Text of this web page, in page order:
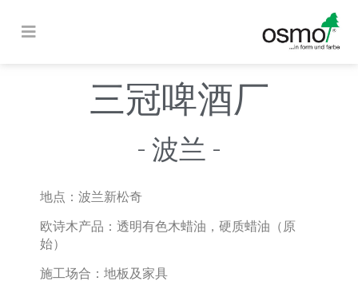
三冠啤酒厂
- 波兰 -
地点： 波兰新松奇
欧诗木产品： 透明有色木蜡油，硬质蜡油（原
始）
施工场合： 地板及家具